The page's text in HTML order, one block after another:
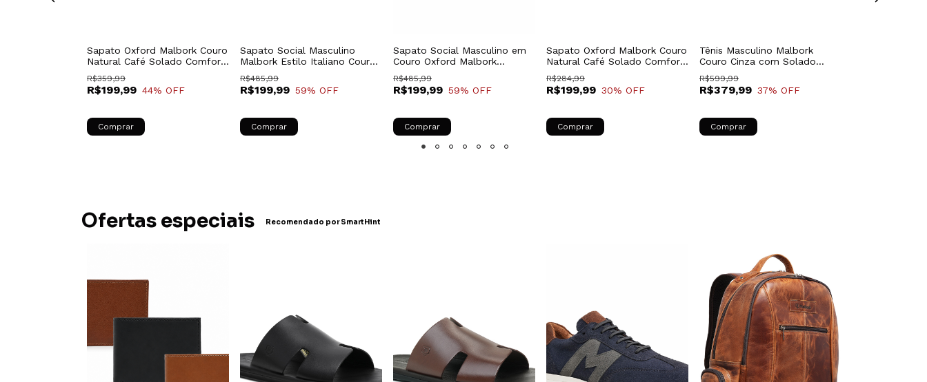
Sapato Oxford Malbork Couro
Natural Café Solado Comfort
Borracha 60409M
R$199,99
R$359,99
44% OFF
Comprar
Sapato Social Masculino
Malbork Estilo Italiano Couro
Natural Preto 371P
R$199,99
R$485,99
59% OFF
Comprar
Sapato Social Masculino em
Couro Oxford Malbork
Preto327P
R$199,99
R$485,99
59% OFF
Comprar
Sapato Oxford Malbork Couro
Natural Café Solado Comfort
Borracha 60410M
R$199,99
R$284,99
30% OFF
Comprar
Tênis Masculino Malbork
Couro Cinza com Solado
Branco
R$379,99
R$599,99
37% OFF
Comprar
Ofertas especiais Recomendado por SmartHint